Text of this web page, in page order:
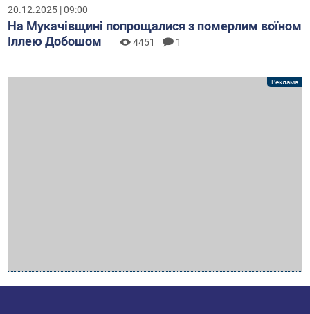
20.12.2025 | 09:00
На Мукачівщині попрощалися з померлим воїном
Іллею Добошом
4451 1